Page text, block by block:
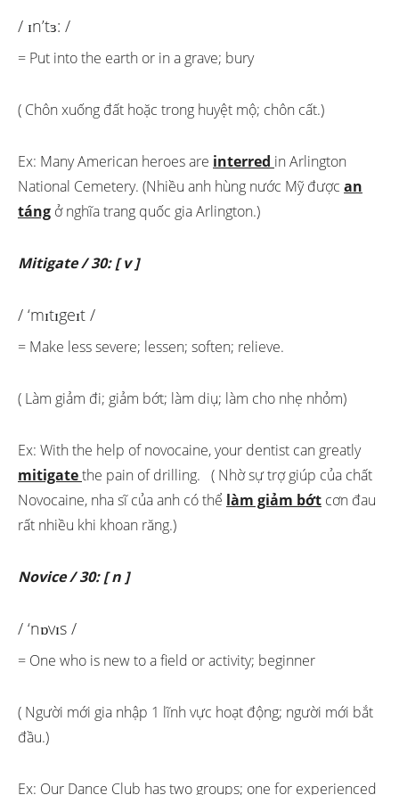
/ ɪn’tɜ: /
= Put into the earth or in a grave; bury
( Chôn xuống đất hoặc trong huyệt mộ; chôn cất.)
Ex: Many American heroes are interred in Arlington
National Cemetery. (Nhiều anh hùng nước Mỹ được an
táng ở nghĩa trang quốc gia Arlington.)
Mitigate / 30: [ v ]
/ ‘mɪtɪgeɪt /
= Make less severe; lessen; soften; relieve.
( Làm giảm đi; giảm bớt; làm diụ; làm cho nhẹ nhỏm)
Ex: With the help of novocaine, your dentist can greatly
mitigatethe pain of drilling. ( Nhờ sự trợ giúp của chất
Novocaine, nha sĩ của anh có thể làm giảm bớt cơn đau
rất nhiều khi khoan răng.)
Novice / 30: [ n ]
/ ‘nɒvɪs /
= One who is new to a field or activity; beginner
( Người mới gia nhập 1 lĩnh vực hoạt động; người mới bắt
đầu.)
Ex: Our Dance Club has two groups; one for experienced